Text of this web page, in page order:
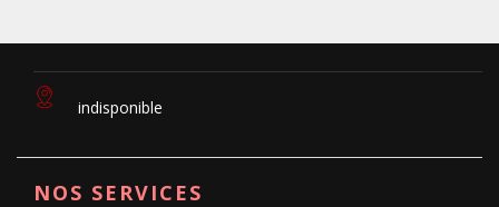
indisponible
NOS SERVICES